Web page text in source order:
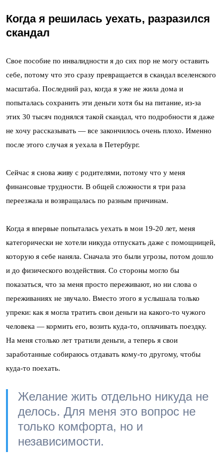
Когда я решилась уехать, разразился
скандал
Свое пособие по инвалидности я до сих пор не могу оставить
себе, потому что это сразу превращается в скандал вселенского
масштаба. Последний раз, когда я уже не жила дома и
попыталась сохранить эти деньги хотя бы на питание, из-за
этих 30 тысяч поднялся такой скандал, что подробности я даже
не хочу рассказывать — все закончилось очень плохо. Именно
после этого случая я уехала в Петербург.
Сейчас я снова живу с родителями, потому что у меня
финансовые трудности. В общей сложности я три раза
переезжала и возвращалась по разным причинам.
Когда я впервые попыталась уехать в мои 19-20 лет, меня
категорически не хотели никуда отпускать даже с помощницей,
которую я себе наняла. Сначала это были угрозы, потом дошло
и до физического воздействия. Со стороны могло бы
показаться, что за меня просто переживают, но ни слова о
переживаниях не звучало. Вместо этого я услышала только
упреки: как я могла тратить свои деньги на какого-то чужого
человека — кормить его, возить куда-то, оплачивать поездку.
На меня столько лет тратили деньги, а теперь я свои
заработанные собираюсь отдавать кому-то другому, чтобы
куда-то поехать.
Желание жить отдельно никуда не
делось. Для меня это вопрос не
только комфорта, но и
независимости.